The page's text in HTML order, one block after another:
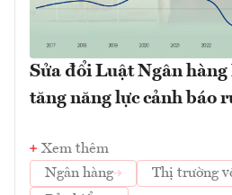
Sửa đổi Luật Ngân hàng
tăng năng lực cảnh báo
Xem thêm
Ngân hàng
Thị trường